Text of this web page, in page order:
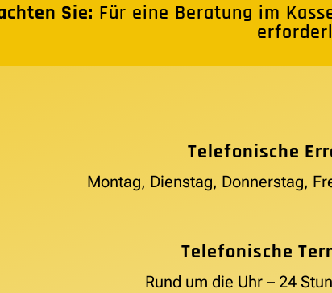
Sie: Für eine Beratung im
Telefonische
Montag, Dienstag, Donnerstag,
Telefonische
Rund um die Uhr – 24